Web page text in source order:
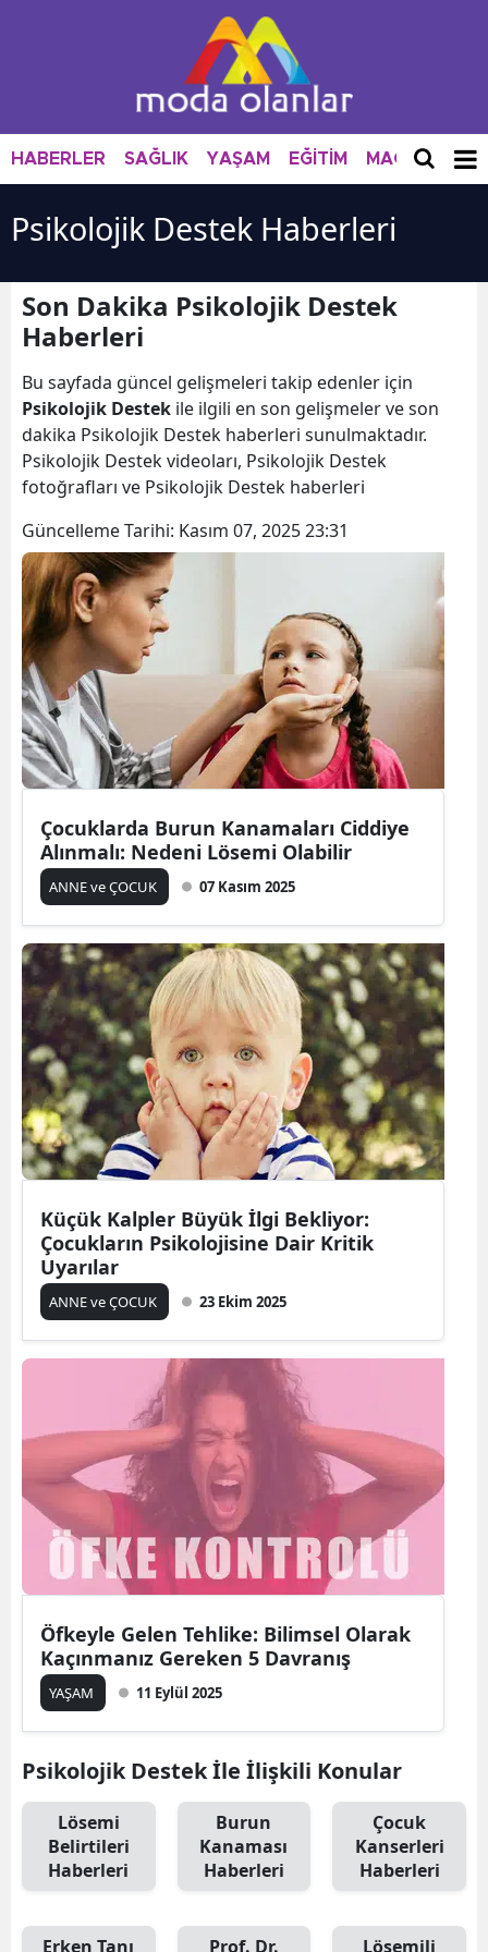
HABERLER SAĞLIK YAŞAM EĞİTİM MAGAZİN
Psikolojik Destek Haberleri
Son Dakika Psikolojik Destek
Haberleri
Bu sayfada güncel gelişmeleri takip edenler için
Psikolojik Destek ile ilgili en son gelişmeler ve son
dakika Psikolojik Destek haberleri sunulmaktadır.
Psikolojik Destek videoları, Psikolojik Destek
fotoğrafları ve Psikolojik Destek haberleri
Güncelleme Tarihi: Kasım 07, 2025 23:31
Çocuklarda Burun Kanamaları Ciddiye
Alınmalı: Nedeni Lösemi Olabilir
ANNE ve ÇOCUK 07 Kasım 2025
Küçük Kalpler Büyük İlgi Bekliyor:
Çocukların Psikolojisine Dair Kritik
Uyarılar
ANNE ve ÇOCUK 23 Ekim 2025
Öfkeyle Gelen Tehlike: Bilimsel Olarak
Kaçınmanız Gereken 5 Davranış
YAŞAM 11 Eylül 2025
Psikolojik Destek İle İlişkili Konular
Lösemi
Belirtileri
Haberleri
Burun
Kanaması
Haberleri
Çocuk
Kanserleri
Haberleri
Erken Tanı Prof. Dr. Lösemili